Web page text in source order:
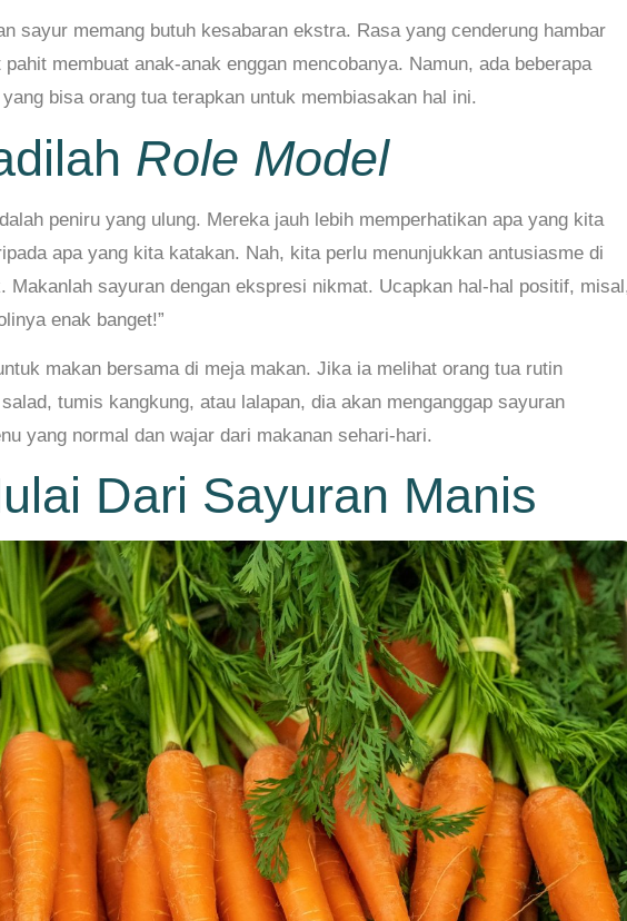
sayur memang butuh kesabaran ekstra. Rasa yang cenderung hambar
membuat anak-anak enggan mencobanya. Namun, ada beberapa
bisa orang tua terapkan untuk membiasakan hal ini.
Role Model
peniru yang ulung. Mereka jauh lebih memperhatikan apa yang kita
apa yang kita katakan. Nah, kita perlu menunjukkan antusiasme di
Makanlah sayuran dengan ekspresi nikmat. Ucapkan hal-hal positif,
enak banget!”
makan bersama di meja makan. Jika ia melihat orang tua rutin
tumis kangkung, atau lalapan, dia akan menganggap sayuran
yang normal dan wajar dari makanan sehari-hari.
Dari Sayuran Manis